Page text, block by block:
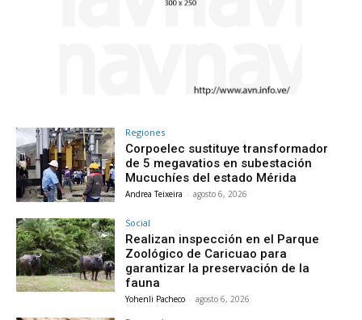
Regiones
Corpoelec sustituye transformador
de 5 megavatios en subestación
Mucuchíes del estado Mérida
Andrea Teixeira - agosto 6, 2026
Social
Realizan inspección en el Parque
Zoológico de Caricuao para
garantizar la preservación de la
fauna
Yohenli Pacheco - agosto 6, 2026